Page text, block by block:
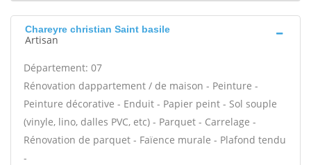
Chareyre christian Saint basile
Artisan
Département: 07
Rénovation dappartement / de maison - Peinture -
Peinture décorative - Enduit - Papier peint - Sol souple
(vinyle, lino, dalles PVC, etc) - Parquet - Carrelage -
Rénovation de parquet - Faïence murale - Plafond tendu
-